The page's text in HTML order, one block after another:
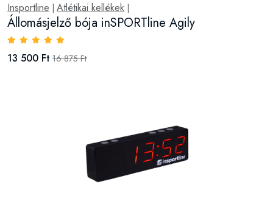
Insportline Atlétikai kellékek
Állomásjelző bója inSPORTline Agily
13 500 Ft 16 875 Ft